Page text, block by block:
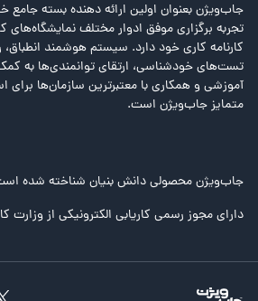
جاب‌ویژن بعنوان اولین ارائه دهنده بسته جامع
تجربه برگزاری موفق ادوار مختلف نمایشگاه‌های
کارنامه کاری خود دارد. سیستم هوشمند انطباق،
تست‌های خودشناسی، ارتقای توانمندی‌ها به
آموزشی و همکاری با معتبرترین سازمان‌ها برای
متمایز جاب‌ویژن است.
جاب‌ویژن محصولی دانش بنیان شناخته شده
دارای مجوز رسمی کاریابی الکترونیکی از وزارت